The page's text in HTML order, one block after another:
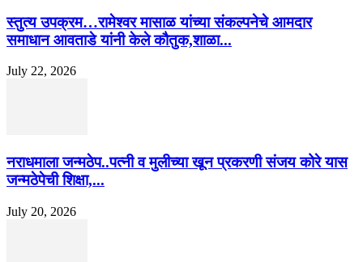
स्तुत्य उपक्रम…रामेश्वर मासाळ यांच्या संकल्पनेचे आमदार
समाधान आवताडे यांनी केले कौतुक,शाळा...
July 22, 2026
नराधमाला जन्मठेप..पत्नी व मुलीच्या खून प्रकरणी संजय कोरे यास
जन्मठेपेची शिक्षा,...
July 20, 2026